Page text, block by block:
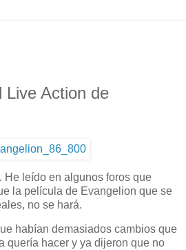
Live Action de
He leído en algunos foros que
la película de Evangelion que se
no se hará.
habían demasiados cambios que
quería hacer y ya dijeron que no